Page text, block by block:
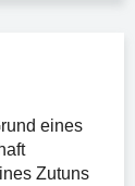
eines
Zutuns